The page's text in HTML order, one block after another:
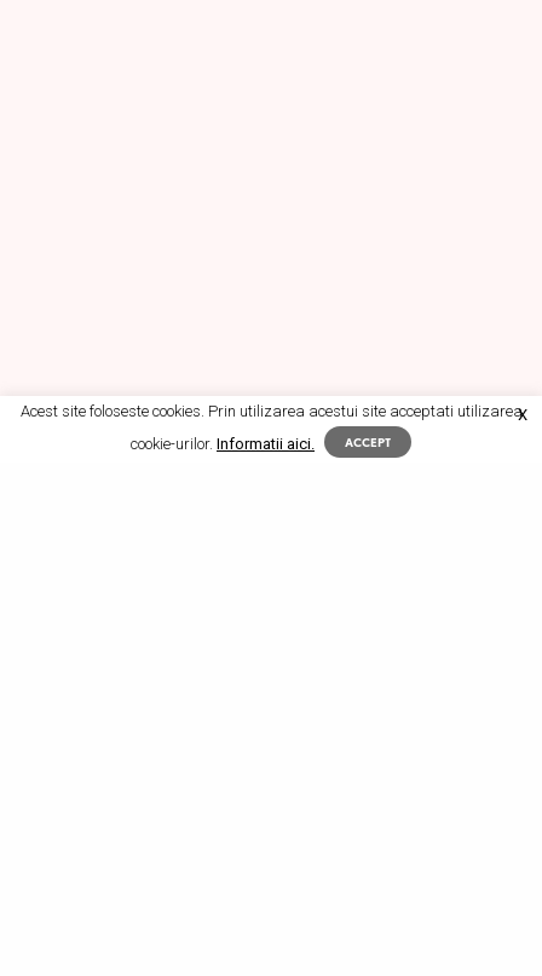
Acest site foloseste cookies. Prin utilizarea acestui site acceptati utilizarea
cookie-urilor. Informatii aici. ACCEPT
X